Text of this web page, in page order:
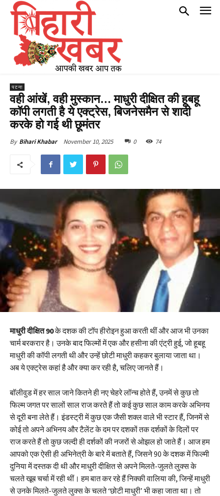
पटना
वही आंखें, वही मुस्कान… माधुरी दीक्षित की हूबहू
कॉपी लगती है ये एक्ट्रेस, बिजनेसमैन से शादी
करके हो गई थी छूमंतर
By Bihari Khabar November 10, 2025 0 74
माधुरी दीक्षित 90के दशक की टॉप हीरोइन हुआ करती थीं और आज भी उनका
चार्म बरकरार है। उनके बाद फिल्मों में एक और हसीना की एंट्री हुई, जो हूबहू
माधुरी की कॉपी लगती थी और उन्हें छोटी माधुरी कहकर बुलाया जाता था।
अब ये एक्ट्रेस कहां है और क्या कर रही है, चलिए जानते हैं।
बॉलीवुड में हर साल जाने कितने ही नए चेहरे लॉन्च होते हैं, उनमें से कुछ तो
फिल्म जगत पर सालों साल राज करते हैं तो कई कुछ साल काम करके अभिनय
से दूरी बना लेते हैं। इंडस्ट्री में कुछ एक जैसी शक्ल वाले भी स्टार हैं, जिनमें से
कोई तो अपने अभिनय और टैलेंट के दम पर दशकों तक दर्शकों के दिलों पर
राज करते हैं तो कुछ जल्दी ही दर्शकों की नजरों से ओझल हो जाते हैं। आज हम
आपको एक ऐसी ही अभिनेत्री के बारे में बताते हैं, जिसने 90 के दशक में फिल्मी
दुनिया में दस्तक दी थी और माधुरी दीक्षित से अपने मिलते-जुलते लुक्स के
चलते खूब चर्चा में रही थीं। हम बात कर रहे हैं निक्की वालिया की, जिन्हें माधुरी
से उनके मिलते-जुलते लुक्स के चलते ‘छोटी माधुरी’ भी कहा जाता था। तो